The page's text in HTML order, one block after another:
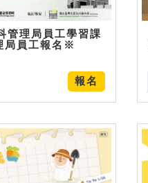
管理局員工學習課
局員工報名※
報名